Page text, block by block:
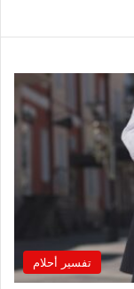
تفسير أحلام